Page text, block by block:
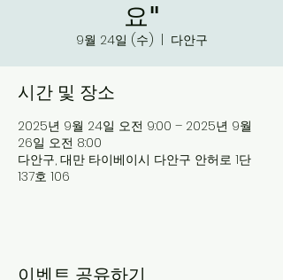
요"
9월 24일 (수) 다안구
시간 및 장소
2025년 9월 24일 오전 9:00 – 2025년 9월
26일 오전 8:00
다안구, 대만 타이베이시 다안구 안허로 1단
137호 106
이벤트 공유하기